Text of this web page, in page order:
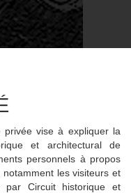
vise à expliquer la
et architectural de
personnels à propos
les visiteurs et
par Circuit historique et